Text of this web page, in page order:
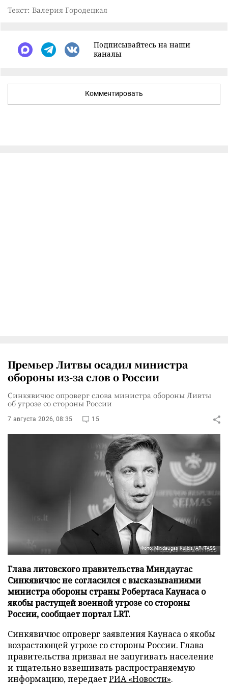
Текст: Валерия Городецкая
Подписывайтесь на наши
каналы
Комментировать
Премьер Литвы осадил министра
обороны из-за слов о России
Синкявичюс опроверг слова министра обороны Ливты
об угрозе со стороны России
7 августа 2026, 08:35 15
Фото: Mindaugas Kulbis/AP/TASS
Глава литовского правительства Миндаугас
Синкявичюс не согласился с высказываниями
министра обороны страны Робертаса Каунаса о
якобы растущей военной угрозе со стороны
России, сообщает портал LRT.
Синкявичюс опроверг заявления Каунаса о якобы
возрастающей угрозе со стороны России. Глава
правительства призвал не запугивать население
и тщательно взвешивать распространяемую
информацию, передаетРИА «Новости».